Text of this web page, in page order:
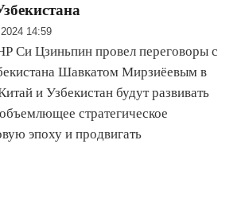
14:59
Си Цзиньпин провел переговоры с
Шавкатом Мирзиёевым в
и Узбекистан будут развивать
стратегическое
эпоху и продвигать